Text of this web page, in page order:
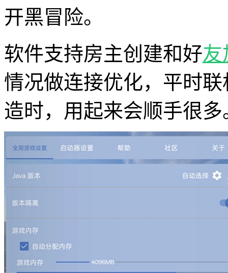
开黑冒险。
软件支持房主创建和好友
情况做连接优化，平时
造时，用起来会顺手很多